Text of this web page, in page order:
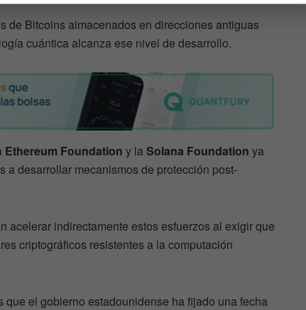
de Bitcoins almacenados en direcciones antiguas
cuántica alcanza ese nivel de desarrollo.
Ethereum Foundation y laSolana Foundation ya
desarrollar mecanismos de protección post-
acelerar indirectamente estos esfuerzos al exigir que
criptográficos resistentes a la computación
que el gobierno estadounidense ha fijado una fecha